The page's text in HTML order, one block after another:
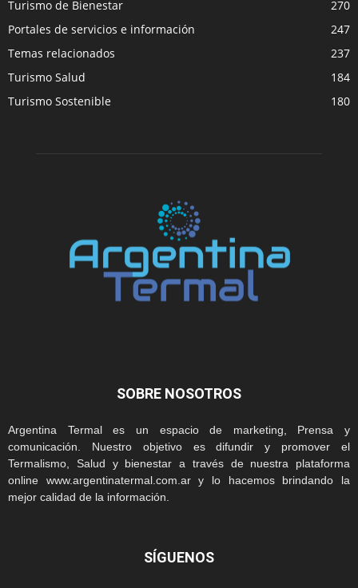
Turismo de Bienestar
270
Portales de servicios e información
247
Temas relacionados
237
Turismo Salud
184
Turismo Sostenible
180
SOBRE NOSOTROS
Argentina Termal es un espacio de marketing, Prensa y
comunicación. Nuestro objetivo es difundir y promover el
Termalismo, Salud y bienestar a través de nuestra plataforma
online www.argentinatermal.com.ar y lo hacemos brindando la
mejor calidad de la información.
SÍGUENOS